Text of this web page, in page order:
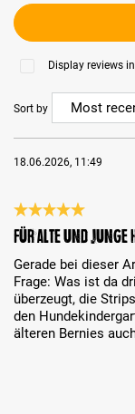
Display reviews
Sort by
18.06.2026, 11:49
Review with rating
Für alte und junge
Gerade bei dieser
Frage: Was ist da
überzeugt, die
den
älteren Bernies